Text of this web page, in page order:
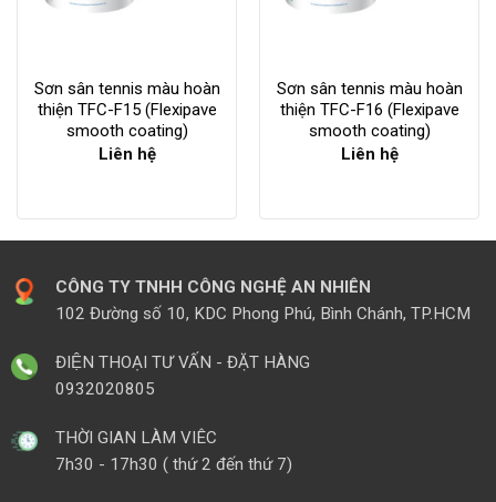
Sơn sân tennis màu hoàn
thiện TFC-F15 (Flexipave
smooth coating)
Liên hệ
Sơn sân tennis màu hoàn
thiện TFC-F16 (Flexipave
smooth coating)
Liên hệ
CÔNG TY TNHH CÔNG NGHỆ AN NHIÊN
102 Đường số 10, KDC Phong Phú, Bình Chánh, TP.HCM
ĐIỆN THOẠI TƯ VẤN - ĐẶT HÀNG
0932020805
THỜI GIAN LÀM VIÊC
7h30 - 17h30 ( thứ 2 đến thứ 7)